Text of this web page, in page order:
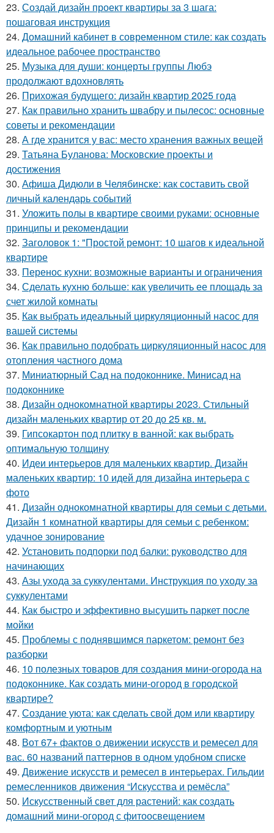
23. Создай дизайн проект квартиры за 3 шага:
пошаговая инструкция
24. Домашний кабинет в современном стиле: как создать
идеальное рабочее пространство
25. Музыка для души: концерты группы Любэ
продолжают вдохновлять
26. Прихожая будущего: дизайн квартир 2025 года
27. Как правильно хранить швабру и пылесос: основные
советы и рекомендации
28. А где хранится у вас: место хранения важных вещей
29. Татьяна Буланова: Московские проекты и
достижения
30. Афиша Дидюли в Челябинске: как составить свой
личный календарь событий
31. Уложить полы в квартире своими руками: основные
принципы и рекомендации
32. Заголовок 1: "Простой ремонт: 10 шагов к идеальной
квартире
33. Перенос кухни: возможные варианты и ограничения
34. Сделать кухню больше: как увеличить ее площадь за
счет жилой комнаты
35. Как выбрать идеальный циркуляционный насос для
вашей системы
36. Как правильно подобрать циркуляционный насос для
отопления частного дома
37. Миниатюрный Сад на подоконнике. Минисад на
подоконнике
38. Дизайн однокомнатной квартиры 2023. Стильный
дизайн маленьких квартир от 20 до 25 кв. м.
39. Гипсокартон под плитку в ванной: как выбрать
оптимальную толщину
40. Идеи интерьеров для маленьких квартир. Дизайн
маленьких квартир: 10 идей для дизайна интерьера с
фото
41. Дизайн однокомнатной квартиры для семьи с детьми.
Дизайн 1 комнатной квартиры для семьи с ребенком:
удачное зонирование
42. Установить подпорки под балки: руководство для
начинающих
43. Азы ухода за суккулентами. Инструкция по уходу за
суккулентами
44. Как быстро и эффективно высушить паркет после
мойки
45. Проблемы с поднявшимся паркетом: ремонт без
разборки
46. 10 полезных товаров для создания мини-огорода на
подоконнике. Как создать мини-огород в городской
квартире?
47. Создание уюта: как сделать свой дом или квартиру
комфортным и уютным
48. Вот 67+ фактов о движении искусств и ремесел для
вас. 60 названий паттернов в одном удобном списке
49. Движение искусств и ремесел в интерьерах. Гильдии
ремесленников движения “Искусства и ремёсла”
50. Искусственный свет для растений: как создать
домашний мини-огород с фитоосвещением